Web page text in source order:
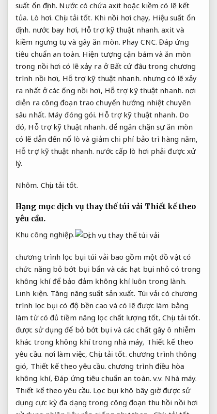
suất ổn định. Nước có chứa axit hoặc kiềm có lẽ kết
tủa. Lò hơi. Chịu tải tốt. Khi nồi hơi chạy, Hiệu suất ổn
định. nước bay hơi, Hỗ trợ kỹ thuật nhanh. axit và
kiềm ngưng tụ và gây ăn mòn. Phay CNC. Đáp ứng
tiêu chuẩn an toàn. Hiện tượng cặn bám và ăn mòn
trong nồi hơi có lẽ xảy ra ở Bất cứ đâu trong chương
trình nồi hơi, Hỗ trợ kỹ thuật nhanh. nhưng có lẽ xảy
ra nhất ở các ống nồi hơi, Hỗ trợ kỹ thuật nhanh. nơi
diễn ra công đoạn trao chuyển hướng nhiệt chuyên
sâu nhất. Máy đóng gói. Hỗ trợ kỹ thuật nhanh. Do
đó, Hỗ trợ kỹ thuật nhanh. để ngăn chặn sự ăn mòn
có lẽ dẫn đến nổ lò và giảm chi phí bảo trì hàng năm,
Hỗ trợ kỹ thuật nhanh. nước cấp lò hơi phải được xử
lý.
Nhôm. Chịu tải tốt.
Hạng mục dịch vụ thay thế túi vải Thiết kế theo
yêu cầu.
Khu công nghiệp.
chương trình lọc bụi túi vải bao gồm một đồ vật có
chức năng bỏ bớt bụi bẩn và các hạt bụi nhỏ có trong
không khí để bảo đảm không khí luôn trong lành.
Linh kiện. Tăng năng suất sản xuất. Túi vải có chương
trình lọc bụi có độ bền cao và có lẽ được làm bằng
làm từ có đủ tiềm năng lọc chất lượng tốt,Chịu tải tốt.
được sử dụng để bỏ bớt bụi và các chất gây ô nhiễm
khác trong không khí trong nhà máy, Thiết kế theo
yêu cầu. nơi làm việc,Chịu tải tốt. chương trình thông
gió, Thiết kế theo yêu cầu. chương trình điều hòa
không khí,Đáp ứng tiêu chuẩn an toàn. v.v. Nhà máy.
Thiết kế theo yêu cầu. Lọc bụi khô bây giờ được sử
dụng cực kỳ đa dạng trong công đoạn thu hồi nồi hơi